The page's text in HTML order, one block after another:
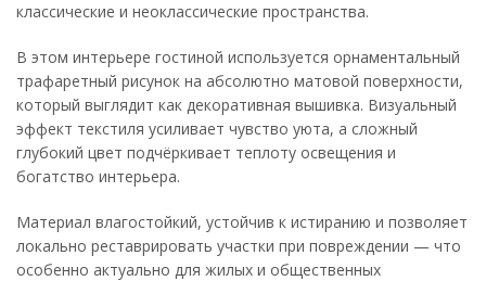
классические и неоклассические пространства.
В этом интерьере гостиной используется орнаментальный
трафаретный рисунок на абсолютно матовой поверхности,
который выглядит как декоративная вышивка. Визуальный
эффект текстиля усиливает чувство уюта, а сложный
глубокий цвет подчёркивает теплоту освещения и
богатство интерьера.
Материал влагостойкий, устойчив к истиранию и позволяет
локально реставрировать участки при повреждении — что
особенно актуально для жилых и общественных